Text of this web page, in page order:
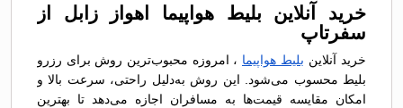
خرید آنلاین بلیط هواپیما اهواز زابل از
سفرتاپ
خرید آنلاین بلیط هواپیما ، امروزه محبوب‌ترین روش برای رزرو
بلیط محسوب می‌شود. این روش به‌دلیل راحتی، سرعت بالا و
امکان مقایسه قیمت‌ها به مسافران اجازه می‌دهد تا بهترین